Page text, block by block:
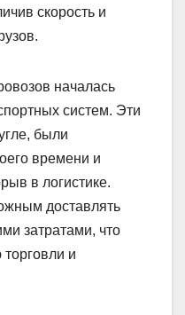
скорость и
началась
систем. Эти
были
времени и
в логистике.
доставлять
затратами, что
и